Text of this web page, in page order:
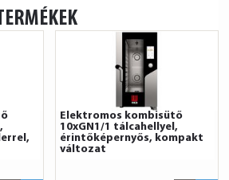
Elektromos kombisütő
10xGN1/1 tálcahellyel,
érintőképernyős, kompakt
változat